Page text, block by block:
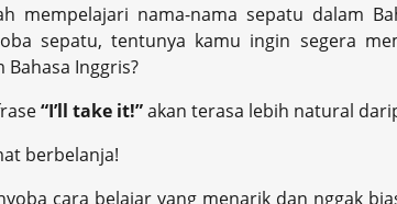
mempelajari nama-nama sepatu dalam
sepatu, tentunya kamu ingin segera
Bahasa Inggris?
“I’ll take it!”akan terasa lebih natural
berbelanja!
cara belajar yang menarik dan nggak